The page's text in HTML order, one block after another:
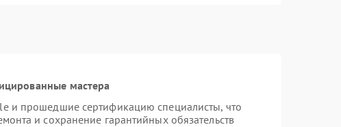
мастера
и прошедшие сертификацию специалисты, что
и сохранение гарантийных обязательств